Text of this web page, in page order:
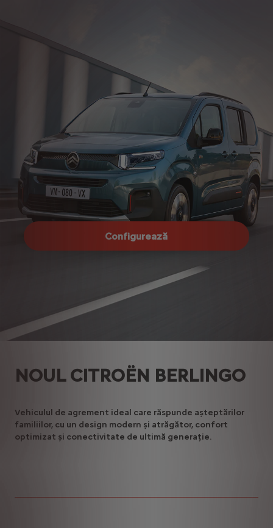
Configurează
NOUL CITROËN BERLINGO
Vehiculul de agrement ideal care răspunde așteptărilor
familiilor, cu un design modern și atrăgător, confort
optimizat și conectivitate de ultimă generație.